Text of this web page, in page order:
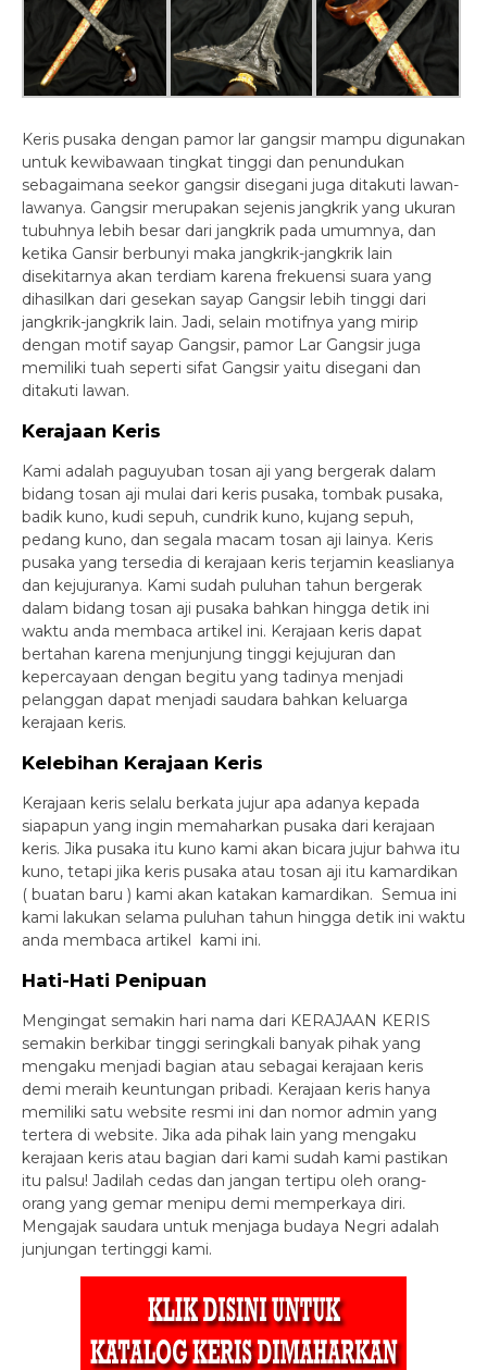
Keris pusaka dengan pamor lar gangsir mampu digunakan
untuk kewibawaan tingkat tinggi dan penundukan
sebagaimana seekor gangsir disegani juga ditakuti lawan-
lawanya. Gangsir merupakan sejenis jangkrik yang ukuran
tubuhnya lebih besar dari jangkrik pada umumnya, dan
ketika Gansir berbunyi maka jangkrik-jangkrik lain
disekitarnya akan terdiam karena frekuensi suara yang
dihasilkan dari gesekan sayap Gangsir lebih tinggi dari
jangkrik-jangkrik lain. Jadi, selain motifnya yang mirip
dengan motif sayap Gangsir, pamor Lar Gangsir juga
memiliki tuah seperti sifat Gangsir yaitu disegani dan
ditakuti lawan.
Kerajaan Keris
Kami adalah paguyuban tosan aji yang bergerak dalam
bidang tosan aji mulai dari keris pusaka, tombak pusaka,
badik kuno, kudi sepuh, cundrik kuno, kujang sepuh,
pedang kuno, dan segala macam tosan aji lainya. Keris
pusaka yang tersedia di kerajaan keris terjamin keaslianya
dan kejujuranya. Kami sudah puluhan tahun bergerak
dalam bidang tosan aji pusaka bahkan hingga detik ini
waktu anda membaca artikel ini. Kerajaan keris dapat
bertahan karena menjunjung tinggi kejujuran dan
kepercayaan dengan begitu yang tadinya menjadi
pelanggan dapat menjadi saudara bahkan keluarga
kerajaan keris.
Kelebihan Kerajaan Keris
Kerajaan keris selalu berkata jujur apa adanya kepada
siapapun yang ingin memaharkan pusaka dari kerajaan
keris. Jika pusaka itu kuno kami akan bicara jujur bahwa itu
kuno, tetapi jika keris pusaka atau tosan aji itu kamardikan
( buatan baru ) kami akan katakan kamardikan. Semua ini
kami lakukan selama puluhan tahun hingga detik ini waktu
anda membaca artikel kami ini.
Hati-Hati Penipuan
Mengingat semakin hari nama dari KERAJAAN KERIS
semakin berkibar tinggi seringkali banyak pihak yang
mengaku menjadi bagian atau sebagai kerajaan keris
demi meraih keuntungan pribadi. Kerajaan keris hanya
memiliki satu website resmi ini dan nomor admin yang
tertera di website. Jika ada pihak lain yang mengaku
kerajaan keris atau bagian dari kami sudah kami pastikan
itu palsu! Jadilah cedas dan jangan tertipu oleh orang-
orang yang gemar menipu demi memperkaya diri.
Mengajak saudara untuk menjaga budaya Negri adalah
junjungan tertinggi kami.